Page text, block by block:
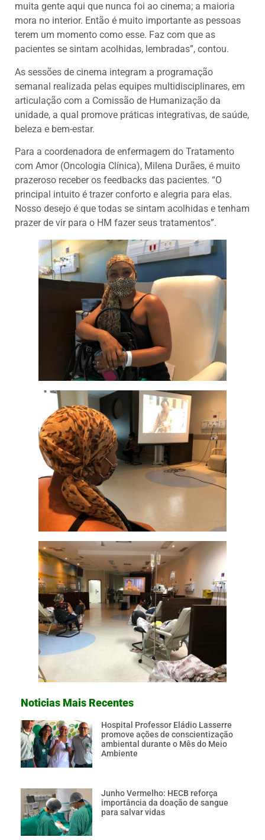
muita gente aqui que nunca foi ao cinema; a maioria
mora no interior. Então é muito importante as pessoas
terem um momento como esse. Faz com que as
pacientes se sintam acolhidas, lembradas”, contou.
As sessões de cinema integram a programação
semanal realizada pelas equipes multidisciplinares, em
articulação com a Comissão de Humanização da
unidade, a qual promove práticas integrativas, de saúde,
beleza e bem-estar.
Para a coordenadora de enfermagem do Tratamento
com Amor (Oncologia Clínica), Milena Durães, é muito
prazeroso receber os feedbacks das pacientes. “O
principal intuito é trazer conforto e alegria para elas.
Nosso desejo é que todas se sintam acolhidas e tenham
prazer de vir para o HM fazer seus tratamentos”.
Noticias Mais Recentes
Hospital Professor Eládio Lasserre
promove ações de conscientização
ambiental durante o Mês do Meio
Ambiente
Junho Vermelho: HECB reforça
importância da doação de sangue
para salvar vidas